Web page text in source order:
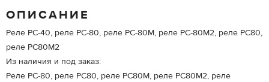
ОПИСАНИЕ
Реле РС-40, реле РС-80, реле РС-80М, реле РС-80М2, реле РС80,
реле РС80М2
Из наличия и под заказ:
Реле РС-80, реле РС80, реле РС80М, реле РС80М2, реле